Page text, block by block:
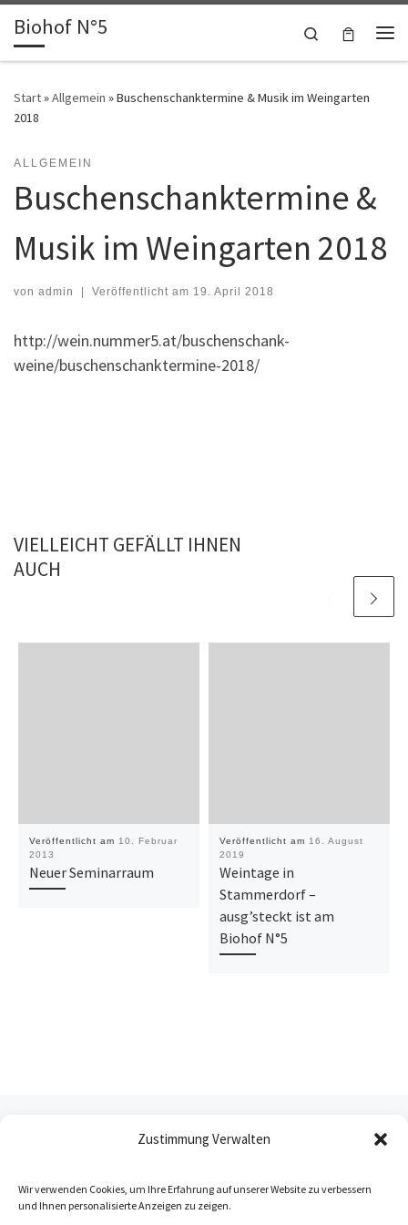
Zustimmung Verwalten
Wir verwenden Cookies, um Ihre Erfahrung auf unserer Website zu verbessern
und Ihnen personalisierte Anzeigen zu zeigen.
Zum Inhalt springen
Biohof N°5
Search
Start»Allgemein »Buschenschanktermine & Musik im Weingarten
2018
ALLGEMEIN
Buschenschanktermine &
Musik im Weingarten 2018
von admin | Veröffentlicht am 19. April 2018
http://wein.nummer5.at/buschenschank-
weine/buschenschanktermine-2018/
VIELLEICHT GEFÄLLT IHNEN
AUCH
Veröffentlicht am 10. Februar
2013
Neuer Seminarraum
Veröffentlicht am 16. August
2019
Weintage in
Stammerdorf –
ausg’steckt ist am
Biohof N°5
Beitragsnavigation PRÄSENTATION WIENER GEMISCHTER SATZ, DAC – 26. MÄRZ IM RATHAUS
ZURÜCK ZUR